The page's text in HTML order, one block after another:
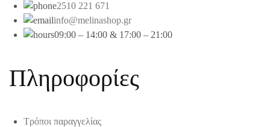
2510 221 671
info@melinashop.gr
09:00 – 14:00 & 17:00 – 21:00
Πληροφορίες
Τρόποι παραγγελίας